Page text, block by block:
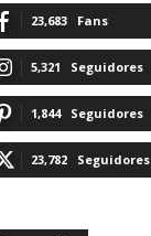
23,683 Fans
5,321 Seguidores
1,844 Seguidores
23,782 Seguidores